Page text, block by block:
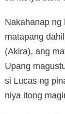
Nakahanap ng
matapang
(Akira), ang
Upang
si Lucas ng
niya itong